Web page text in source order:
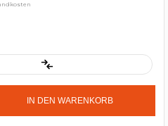
IN DEN WARENKORB